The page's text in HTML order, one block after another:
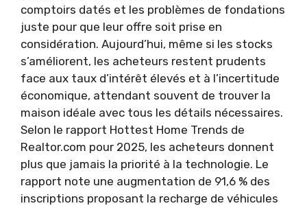
comptoirs datés et les problèmes de fondations
juste pour que leur offre soit prise en
considération. Aujourd’hui, même si les stocks
s’améliorent, les acheteurs restent prudents
face aux taux d’intérêt élevés et à l’incertitude
économique, attendant souvent de trouver la
maison idéale avec tous les détails nécessaires.
Selon le rapport Hottest Home Trends de
Realtor.com pour 2025, les acheteurs donnent
plus que jamais la priorité à la technologie. Le
rapport note une augmentation de 91,6 % des
inscriptions proposant la recharge de véhicules